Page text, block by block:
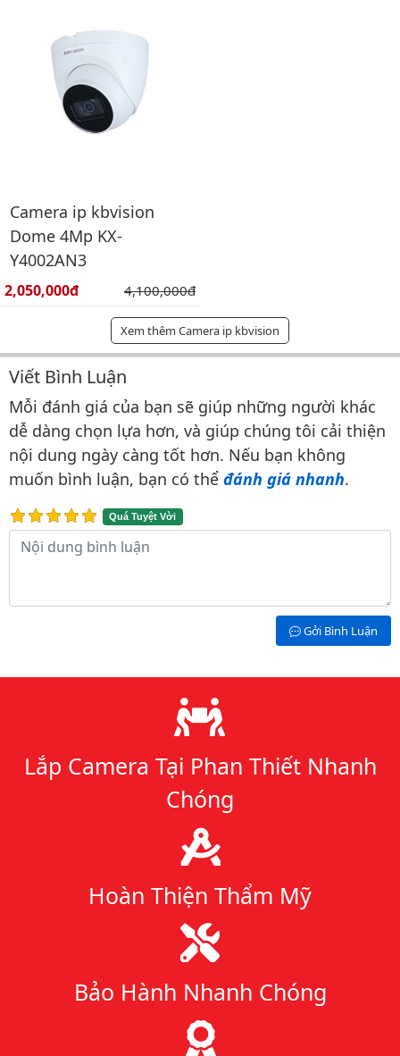
Camera ip kbvision
Dome 4Mp KX-
Y4002AN3
Giá bán:
2,050,000đ Giá gốc:
4,100,000đ
Xem thêm Camera ip kbvision
Bình luận & Đánh giá
Viết Bình Luận
Mỗi đánh giá của bạn sẽ giúp những người khác
dễ dàng chọn lựa hơn, và giúp chúng tôi cải thiện
nội dung ngày càng tốt hơn. Nếu bạn không
muốn bình luận, bạn có thể đánh giá nhanh.
Quá Tuyệt Vời
Nội dung bình luận
Gởi Bình Luận
Lý do chọn chúng tôi
Lắp Camera Tại Phan Thiết Nhanh
Chóng
Hoàn Thiện Thẩm Mỹ
Bảo Hành Nhanh Chóng